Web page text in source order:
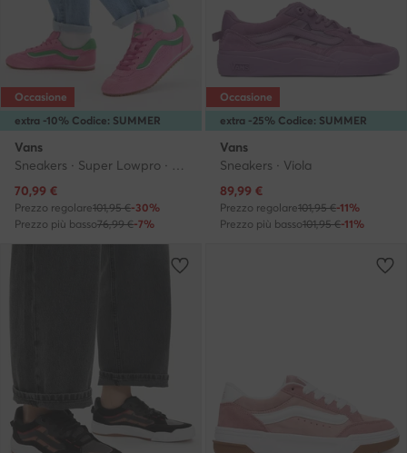
extra -10% Codice: SUMMER
Occasione
Vans
Sneakers · Super Lowpro · Rosa
Prezzo attuale
70,99 €
Prezzo regolare101,95 €-30%
Prezzo più basso76,99 €-7%
extra -25% Codice: SUMMER
Occasione
Vans
Sneakers · Viola
Prezzo attuale
89,99 €
Prezzo regolare101,95 €-11%
Prezzo più basso101,95 €-11%